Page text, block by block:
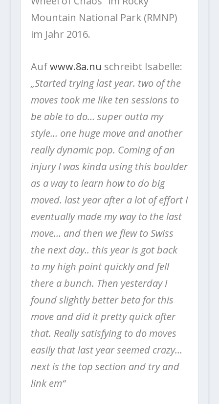
Mountain National Park (RMNP)
im Jahr 2016.
Aufwww.8a.nu schreibt Isabelle:
„Started trying last year. two of the
moves took me like ten sessions to
be able to do… super outta my
style… one huge move and another
really dynamic pop. Coming of an
injury I was kinda using this boulder
as a way to learn how to do big
moved. last year after a lot of effort I
eventually made my way to the last
move… and then we flew to Swiss
the next day.. this year is got back
to my high point quickly and fell
there a bunch. Then yesterday I
found slightly better beta for this
move and did it pretty quick after
that. Really satisfying to do moves
easily that last year seemed crazy…
next is the top section and try and
link em“